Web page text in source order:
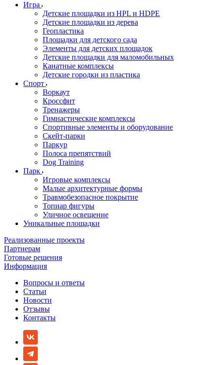
Игра
Детские площадки из HPL и HDPE
Детские площадки из дерева
Геопластика
Площадки для детского сада
Элементы для детских площадок
Детские площадки для маломобильных
Канатные комплексы
Детские городки из пластика
Спорт
Воркаут
Кроссфит
Тренажеры
Гимнастические комплексы
Спортивные элементы и оборудование
Скейт-парки
Паркур
Полоса препятствий
Dog Training
Парк
Игровые комплексы
Малые архитектурные формы
Травмобезопасное покрытие
Топиар фигуры
Уличное освещение
Уникальные площадки
Реализованные проекты
Партнерам
Готовые решения
Информация
Вопросы и ответы
Статьи
Новости
Отзывы
Контакты